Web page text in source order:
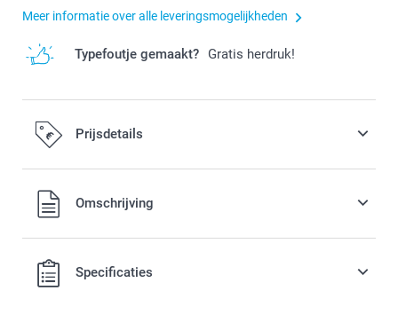
Meer informatie over alle leveringsmogelijkheden
Typefoutje gemaakt? Gratis herdruk!
Prijsdetails
Alle prijzen zijn in EURO (€) inclusief BTW en exclusief
verzendkosten.Omschrijving
Specificaties